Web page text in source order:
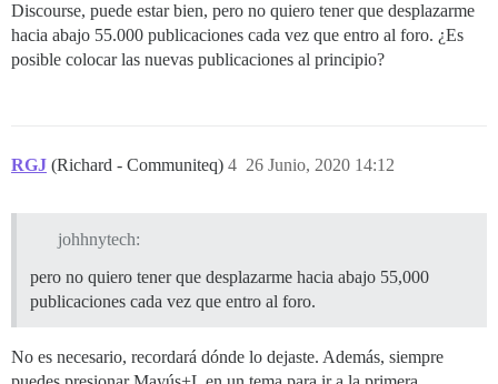
Discourse, puede estar bien, pero no quiero tener que desplazarme
hacia abajo 55.000 publicaciones cada vez que entro al foro. ¿Es
posible colocar las nuevas publicaciones al principio?
RGJ (Richard - Communiteq) 26 Junio, 2020 14:12
4
johhnytech:
pero no quiero tener que desplazarme hacia abajo 55,000
publicaciones cada vez que entro al foro.
No es necesario, recordará dónde lo dejaste. Además, siempre